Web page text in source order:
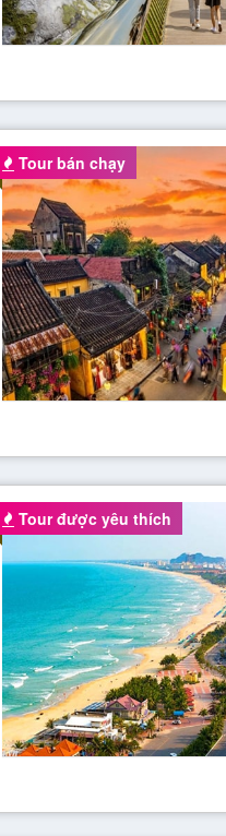
Tour bán chạy
Tour được yêu thích